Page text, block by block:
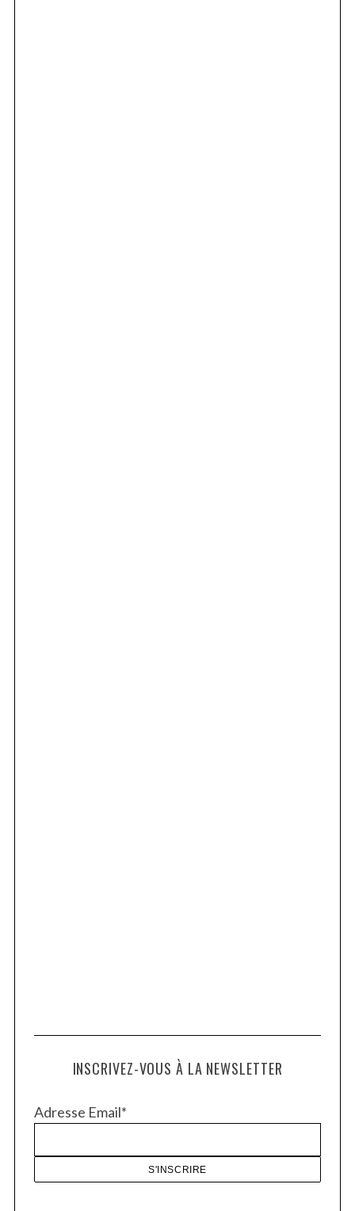
INSCRIVEZ-VOUS À LA NEWSLETTER
Adresse Email*